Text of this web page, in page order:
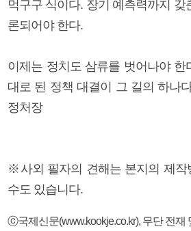
먹구구 식이다. 장기 예측력까지 갖
론되어야 한다.
이제는 정치도 삼류를 벗어나야 한
대로 된 정책 대결이 그 길의 하나
정처장
※사외 필자의 견해는 본지의 제작
수도 있습니다.
ⓒ국제신문(www.kookje.co.kr), 무단 전재